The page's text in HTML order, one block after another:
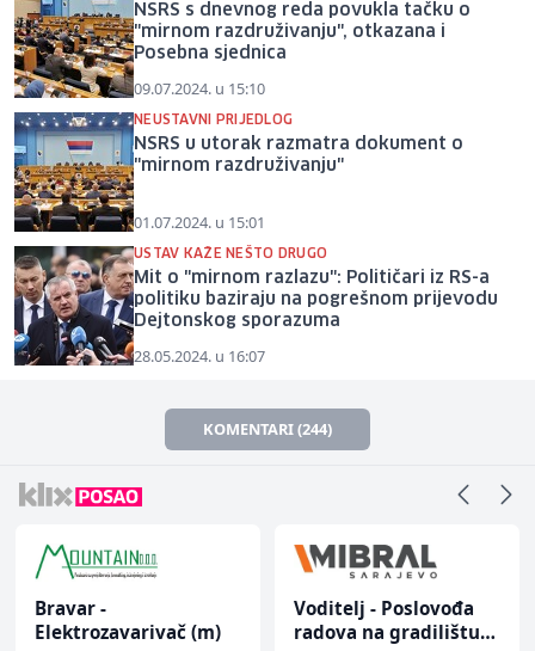
NSRS s dnevnog reda povukla tačku o
"mirnom razdruživanju", otkazana i
Posebna sjednica
09.07.2024. u 15:10
NEUSTAVNI PRIJEDLOG
NSRS u utorak razmatra dokument o
"mirnom razdruživanju"
01.07.2024. u 15:01
USTAV KAŽE NEŠTO DRUGO
Mit o "mirnom razlazu": Političari iz RS-a
politiku baziraju na pogrešnom prijevodu
Dejtonskog sporazuma
28.05.2024. u 16:07
KOMENTARI (244)
Bravar -
Elektrozavarivač (m)
Voditelj - Poslovođa
radova na gradilištu